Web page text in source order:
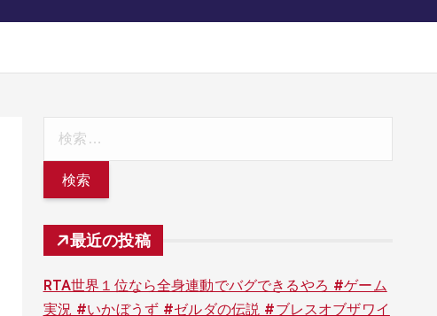
最近の投稿
RTA世界１位なら全身連動でバグできるやろ #ゲーム
実況 #いかぼうず #ゼルダの伝説 #ブレスオブザワイ